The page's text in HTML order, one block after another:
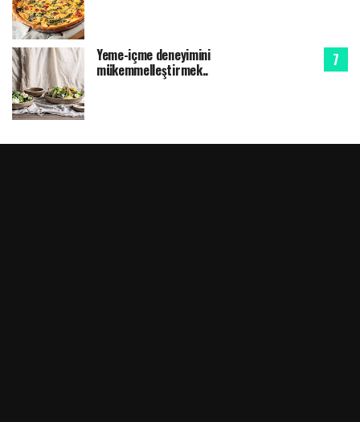
Yeme-içme deneyimini
mükemmelleştirmek..